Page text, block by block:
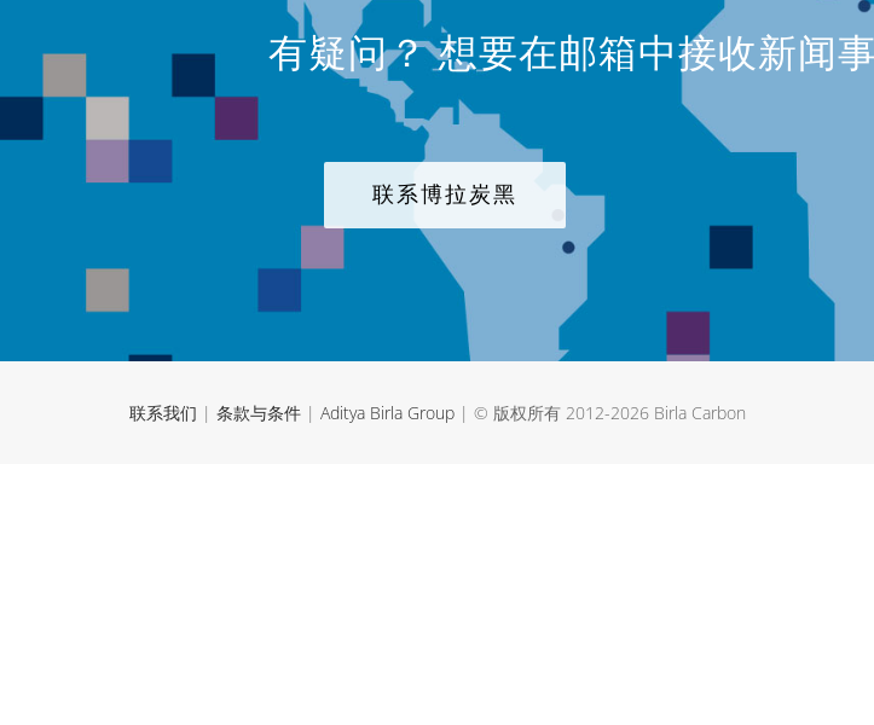
有疑问？ 想要在邮箱中接收新闻
联系博拉炭黑
联系我们 |条款与条件 |Aditya Birla Group | © 版权所有 2012-2026 Birla Carbon